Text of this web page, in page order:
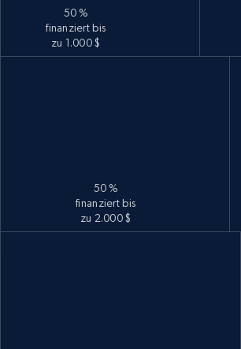
50 %
finanziert bis
zu 1.000 $
50 %
finanziert bis
zu 2.000 $